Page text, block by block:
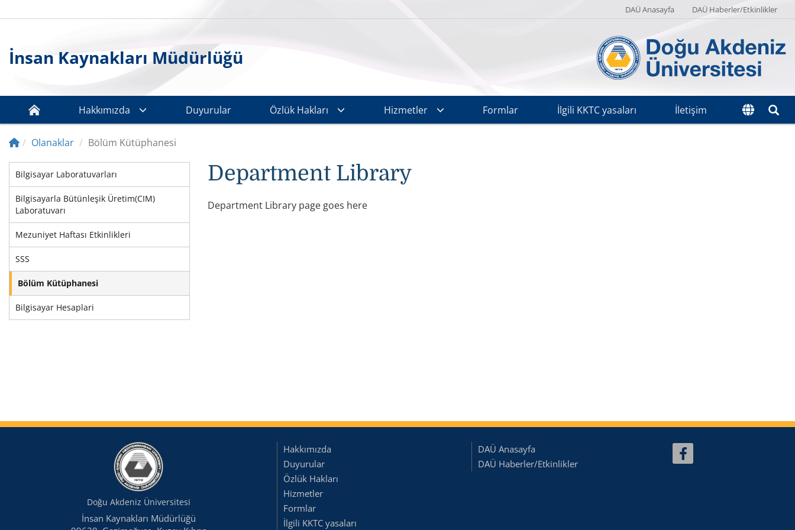
DAÜ Anasayfa DAÜ Haberler/Etkinlikler
İnsan Kaynakları Müdürlüğü
Hakkımızda Duyurular Özlük Hakları Hizmetler Formlar İlgili KKTC yasaları İletişim
Olanaklar Bölüm Kütüphanesi
Bilgisayar Laboratuvarları
Bilgisayarla Bütünleşik Üretim(CIM)
Laboratuvarı
Mezuniyet Haftası Etkinlikleri
SSS
Bölüm Kütüphanesi
Bilgisayar Hesaplari
Department Library
Department Library page goes here
Doğu Akdeniz Üniversitesi
İnsan Kaynakları Müdürlüğü
Hakkımızda
Duyurular
Özlük Hakları
Hizmetler
Formlar
İlgili KKTC yasaları
DAÜ Anasayfa
DAÜ Haberler/Etkinlikler